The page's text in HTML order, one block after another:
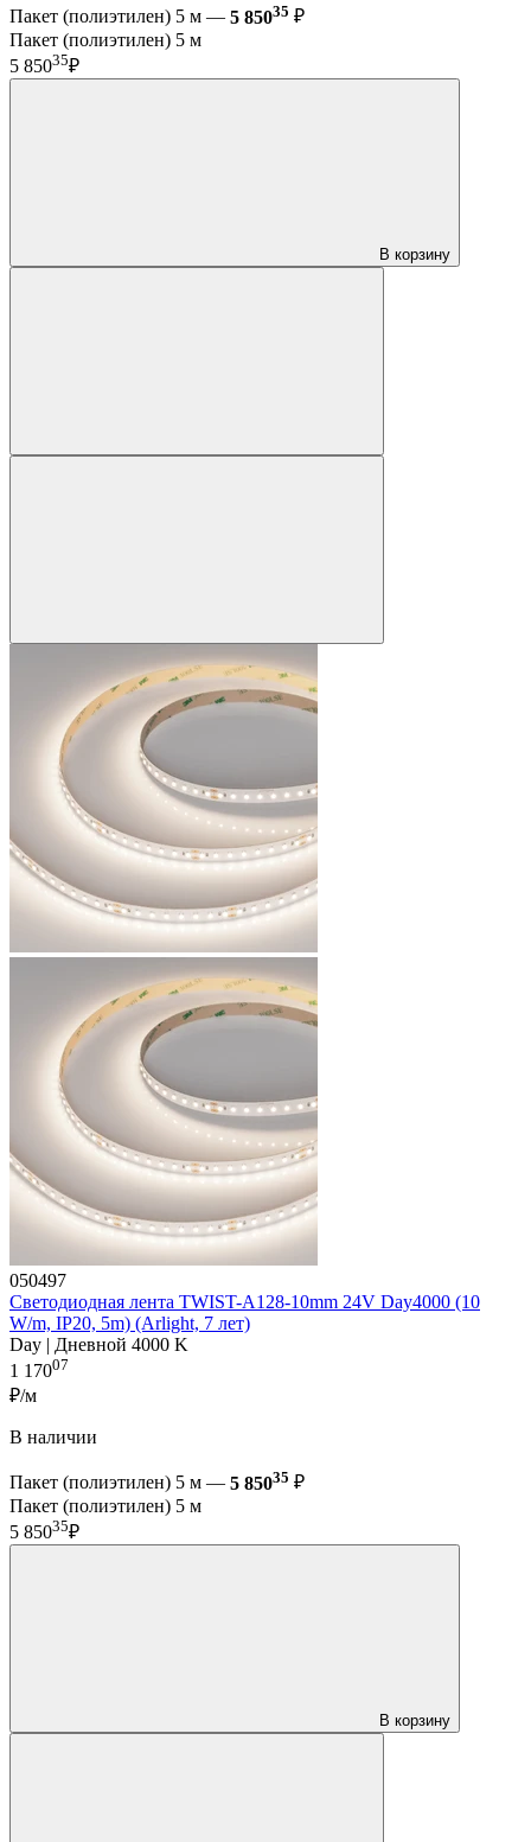
Пакет (полиэтилен) 5 м — 5 85035 ₽
Пакет (полиэтилен) 5 м
5 85035₽
В корзину
050497
Светодиодная лента TWIST-A128-10mm 24V Day4000 (10
W/m, IP20, 5m) (Arlight, 7 лет)
Day | Дневной 4000 K
1 17007
₽/м
В наличии
Пакет (полиэтилен) 5 м — 5 85035 ₽
Пакет (полиэтилен) 5 м
5 85035₽
В корзину